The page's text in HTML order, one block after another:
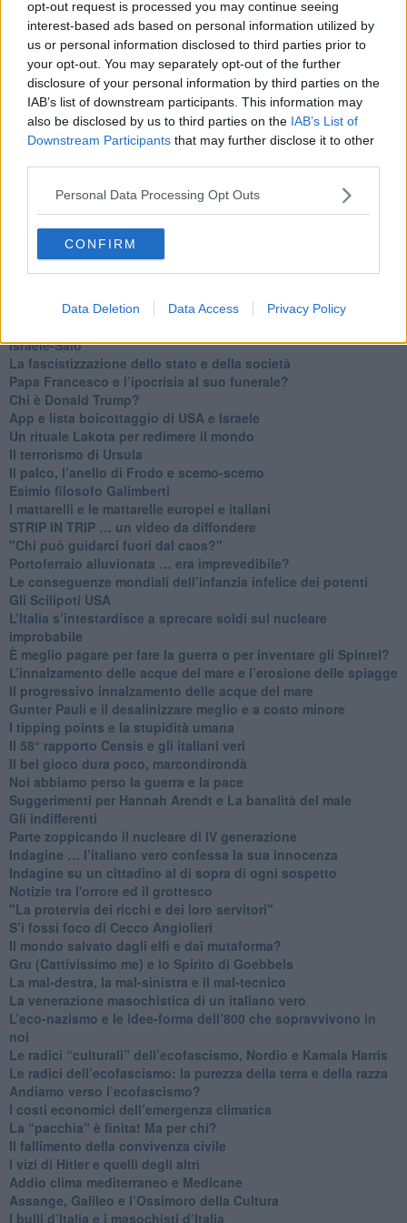
opt-out request is processed you may continue seeing
interest-based ads based on personal information utilized by
us or personal information disclosed to third parties prior to
your opt-out. You may separately opt-out of the further
disclosure of your personal information by third parties on the
IAB’s list of downstream participants. This information may
also be disclosed by us to third parties on the IAB’s List of
Downstream Participants that may further disclose it to other
Personal Data Processing Opt Outs
CONFIRM
Data Deletion Data Access Privacy Policy
​Un chiarimento, Chris Hedges e qualche domanda
Il velleitarismo di Trump, dell’UE e di Darwin
​Karen Horney e il ponte sullo Stretto
​I bulli vanno isolati
L’invertebrata von der Leyen e il Lula-risk
Trump soffre, la Corte dell'Aia è viva
​Il Nobel per la pace a Trump o all’Albanese? Questo è il
problema!
​Alessandro Orsini e la tetrade oscura del sionismo
Americanismo" (4^ parte)
​Il terrore di Netanyahu e la strategia della tensione
Il mito della democratica Israele (prima parte)
​Finale di partita?
​Il voto del referendum e i due genocidi
Tu vuo’ fa l’americano con la legge spara-tutto!
Israele-Salò
​La fascistizzazione dello stato e della società
Papa Francesco e l’ipocrisia al suo funerale?
​Chi è Donald Trump?
App e lista boicottaggio di USA e Israele
​Un rituale Lakota per redimere il mondo
Il terrorismo di Ursula
​Il palco, l’anello di Frodo e scemo-scemo
Esimio filosofo Galimberti
​I mattarelli e le mattarelle europei e italiani
​STRIP IN TRIP … un video da diffondere
"Chi può guidarci fuori dal caos?"
​Portoferraio alluvionata … era imprevedibile?
Le conseguenze mondiali dell’infanzia infelice dei potenti
​Gli Scilipoti USA
L’Italia s’intestardisce a sprecare soldi sul nucleare
improbabile
È meglio pagare per fare la guerra o per inventare gli Spinrel?
​L’innalzamento delle acque del mare e l’erosione delle spiagge
​Il progressivo innalzamento delle acque del mare
​Gunter Pauli e il desalinizzare meglio e a costo minore
I tipping points e la stupidità umana
​Il 58° rapporto Censis e gli italiani veri
​Il bel gioco dura poco, marcondirondà
Noi abbiamo perso la guerra e la pace
Suggerimenti per Hannah Arendt e La banalità del male
​Gli indifferenti
Parte zoppicando il nucleare di IV generazione
​Indagine … l’italiano vero confessa la sua innocenza
Indagine su un cittadino al di sopra di ogni sospetto
Notizie tra l'orrore ed il grottesco
"La protervia dei ricchi e dei loro servitori"
S’i fossi foco di Cecco Angiolieri
​Il mondo salvato dagli elfi e dai mutaforma?
Gru (Cattivissimo me) e lo Spirito di Goebbels
​La mal-destra, la mal-sinistra e il mal-tecnico
​La venerazione masochistica di un italiano vero
​L’eco-nazismo e le idee-forma dell’800 che sopravvivono in
noi
​Le radici “culturali” dell’ecofascismo, Nordio e Kamala Harris
Le radici dell’ecofascismo: la purezza della terra e della razza
Andiamo verso l’ecofascismo?
I costi economici dell’emergenza climatica
​La “pacchia” è finita! Ma per chi?
​Il fallimento della convivenza civile
​I vizi di Hitler e quelli degli altri
Addio clima mediterraneo e Medicane
​Assange, Galileo e l’Ossimoro della Cultura
​I bulli d’Italia e i masochisti d’Italia